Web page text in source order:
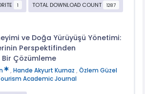
1 TOTAL DOWNLOAD COUNT 1287
ve Doğa Yürüyüşü Yönetimi:
Perspektifinden
Çözümleme
, Hande Akyurt Kurnaz , Özlem Güzel
Academic Journal